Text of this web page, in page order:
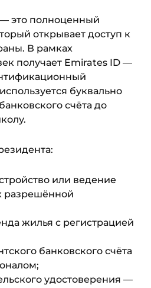
это полноценный
открывает доступ к
В рамках
получает Emirates ID —
буквально
счёта до
или ведение
разрешённой
жилья с регистрацией
банковского счёта
удостоверения —